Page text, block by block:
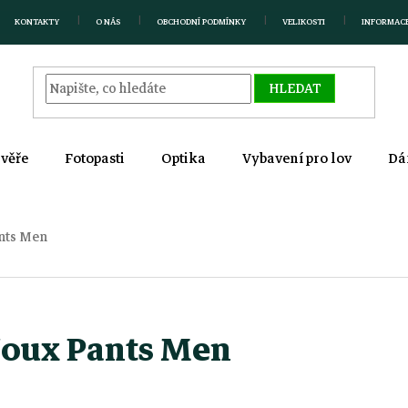
KONTAKTY O NÁS OBCHODNÍ PODMÍNKY VELIKOSTI
HLEDAT
Fotopasti Optika Vybavení pro lov
Men
Pants Men